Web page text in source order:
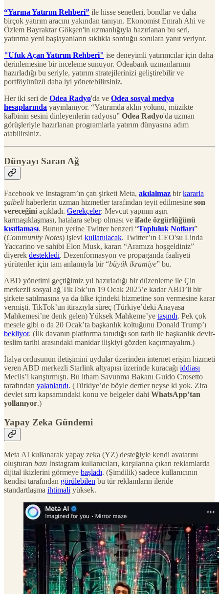
“Yarına Yatırım Rehberi” ile hisse senetleri, bondlar ve daha
birçok yatırım aracını yakından tanıyın. Ekonomist Emrah Ahi ve
Özlem Bayraktar Gökşen'in uzmanlığıyla hazırlanan bu seri,
yatırıma yeni başlayanların sıklıkla sorduğu sorulara yanıt veriyor.
"Ufuk Açan Yatırım Rehberi" ise deneyimli yatırımcılar için daha
derinlemesine bir inceleme sunuyor. Odeabank uzmanlarının
hazırladığı bu seriyle, yatırım stratejilerinizi geliştirebilir ve
portföyünüzü daha iyi yönetebilirsiniz.
Her iki seri de Odea Radyo'da ve Odea sosyal medya
hesaplarında yayınlanıyor. “Yatırımda aklın yolunu, müzikte
kalbinin sesini dinleyenlerin radyosu” Odea Radyo'da uzman
görüşleriyle hazırlanan programlarla yatırım dünyasına adım
atabilirsiniz.
Dünyayı Saran Ağ
Facebook ve Instagram’ın çatı şirketi Meta, akılalmaz birkararla
şaibeli haberlerin uzman hizmetler tarafından teyit edilmesine son
vereceğini açıkladı. Gerekçeler: Mevcut yapının aşırı
karmaşıklaşması, hatalara sebep olması ve ifade özgürlüğünü
kısıtlaması. Bunun yerine Twitter benzeri “Topluluk Notları”
(Community Notes) işlevi kullanılacak. Twitter’ın CEO'su Linda
Yaccarino ve sahibi Elon Musk, kararı “Aramıza hoşgeldiniz”
diyerek destekledi. Dezenformasyon ve propaganda faaliyeti
yürütenler için tam anlamıyla bir “büyük ikramiye” bu.
ABD yönetimi geçtiğimiz yıl hazırladığı bir düzenleme ile Çin
merkezli sosyal ağ TikTok’un 19 Ocak 2025’e kadar ABD’li bir
şirkete satılmasına ya da ülke içindeki hizmetine son vermesine karar
vermişti. TikTok’un itirazıyla süreç (Türkiye’deki Anayasa
Mahkemesi’ne denk gelen) Yüksek Mahkeme’ye taşındı. Pek çok
mesele gibi o da 20 Ocak’ta başkanlık koltuğunu Donald Trump’ı
bekliyor. (İlk davanın platforma tanıdığı son tarih ile başkanlık devir-
teslim tarihi arasındaki manidar ilişkiyi gözden kaçırmayalım.)
İtalya ordusunun iletişimini uydular üzerinden internet erişim hizmeti
veren ABD merkezli Starlink altyapısı üzerinde kuracağı iddiası
Meclis’i karıştırmıştı. Bu itham Savunma Bakanı Guido Crosetto
tarafından yalanlandı. (Türkiye’de böyle dertler neyse ki yok. Zira
devlet sırrı kapsamındaki konu ve belgeler dahi WhatsApp’tan
yollanıyor.)
Yapay Zeka Gündemi
Meta AI kullanarak yapay zeka (YZ) desteğiyle kendi avatarını
oluşturan bazı Instagram kullanıcıları, karşılarına çıkan reklamlarda
dijital ikizlerini görmeye başladı. (Şimdilik) sadece kullanıcının
kendisi tarafından görülebilen bu tür reklamların ileride
standartlaşma ihtimali yüksek.